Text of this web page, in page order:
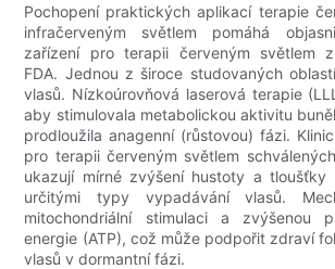
Pochopení praktických aplikací terapie
infračerveným světlem pomáhá
zařízení pro terapii červeným světlem
FDA. Jednou z široce studovaných
vlasů. Nízkoúrovňová laserová terapie
aby stimulovala metabolickou aktivitu
prodloužila anagenní (růstovou) fázi.
pro terapii červeným světlem
ukazují mírné zvýšení hustoty a
určitými typy vypadávání vlasů.
mitochondriální stimulaci a zvýšenou
energie (ATP), což může podpořit zdraví
vlasů v dormantní fázi.